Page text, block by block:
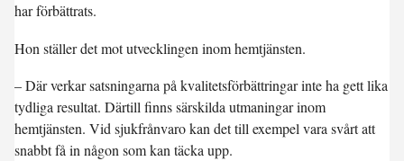
har förbättrats.
Hon ställer det mot utvecklingen inom hemtjänsten.
– Där verkar satsningarna på kvalitetsförbättringar inte ha gett lika
tydliga resultat. Därtill finns särskilda utmaningar inom
hemtjänsten. Vid sjukfrånvaro kan det till exempel vara svårt att
snabbt få in någon som kan täcka upp.